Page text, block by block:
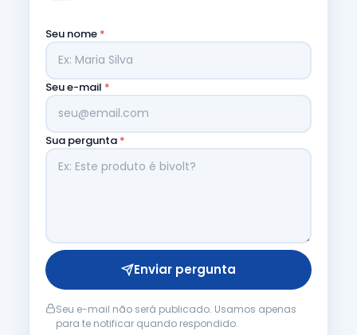
Seu nome *
Seu e-mail *
Sua pergunta *
Enviar pergunta
Seu e-mail não será publicado. Usamos apenas
para te notificar quando respondido.